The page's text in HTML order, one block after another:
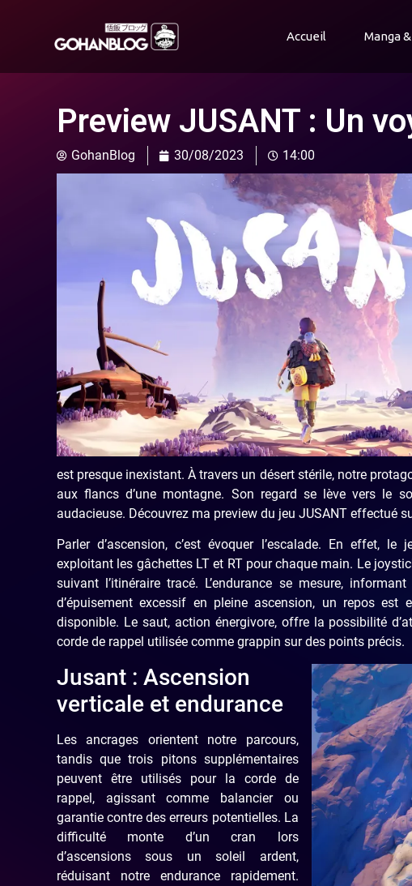
Accueil Manga
Preview JUSANT : Un
GohanBlog 30/08/2023
14:00
est presque inexistant. À travers un désert stérile, notre
aux flancs d’une montagne. Son regard se lève vers le
audacieuse. Découvrez ma preview du jeu JUSANT effectué
Parler d’ascension, c’est évoquer l’escalade. En effet,
exploitant les gâchettes LT et RT pour chaque main. Le
suivant l’itinéraire tracé. L’endurance se mesure,
d’épuisement excessif en pleine ascension, un repos est
disponible. Le saut, action énergivore, offre la possibilité
corde de rappel utilisée comme grappin sur des points précis.
Jusant : Ascension
verticale et endurance
Les ancrages orientent notre parcours,
tandis que trois pitons supplémentaires
peuvent être utilisés pour la corde de
rappel, agissant comme balancier ou
garantie contre des erreurs potentielles. La
difficulté monte d’un cran lors
d’ascensions sous un soleil ardent,
réduisant notre endurance rapidement.